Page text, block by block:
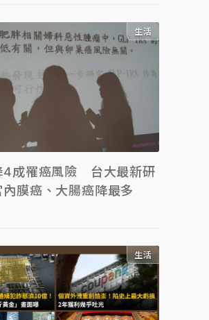
生活
4成罹癌風險 台大最新研
內膜癌、大腸癌降最多
生活